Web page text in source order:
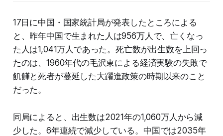
17日に中国・国家統計局が発表したところによる
と、昨年中国で生まれた人は956万人で、亡くなっ
た人は1,041万人であった。死亡数が出生数を上回っ
たのは、1960年代の毛沢東による経済実験の失敗で
飢饉と死者が蔓延した大躍進政策の時期以来のこと
だった。
同局によると、出生数は2021年の1,060万人から減
少した。6年連続で減少している。中国では2035年